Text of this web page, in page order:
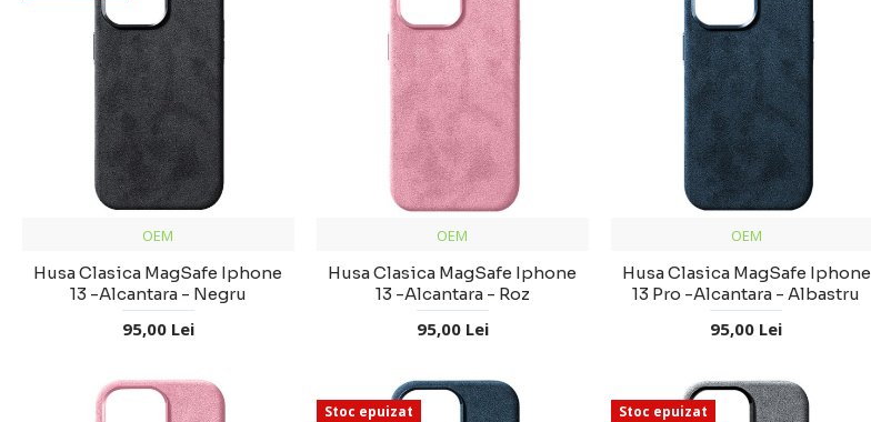
OEM
Husa Clasica MagSafe Iphone
13 -Alcantara - Negru
95,00 Lei
OEM
Husa Clasica MagSafe Iphone
13 -Alcantara - Roz
95,00 Lei
OEM
Husa Clasica MagSafe Iphone
13 Pro -Alcantara - Albastru
95,00 Lei
Stoc epuizat Stoc epuizat